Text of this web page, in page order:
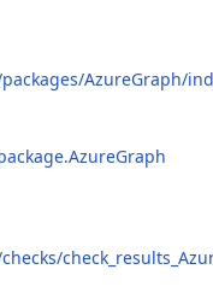
AzureGraph/